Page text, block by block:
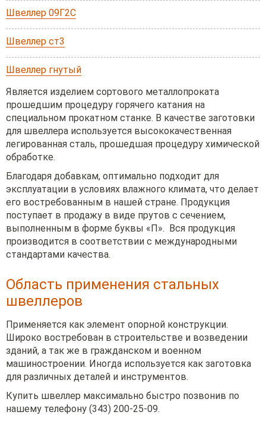
Швеллер 09Г2С
Швеллер ст3
Швеллер гнутый
Является изделием сортового металлопроката
прошедшим процедуру горячего катания на
специальном прокатном станке. В качестве заготовки
для швеллера используется высококачественная
легированная сталь, прошедшая процедуру химической
обработке.
Благодаря добавкам, оптимально подходит для
эксплуатации в условиях влажного климата, что делает
его востребованным в нашей стране. Продукция
поступает в продажу в виде прутов с сечением,
выполненным в форме буквы «П». Вся продукция
производится в соответствии с международными
стандартами качества.
Область применения стальных
швеллеров
Применяется как элемент опорной конструкции.
Широко востребован в строительстве и возведении
зданий, а так же в гражданском и военном
машиностроении. Иногда используется как заготовка
для различных деталей и инструментов.
Купить швеллер максимально быстро позвонив по
нашему телефону (343) 200-25-09.